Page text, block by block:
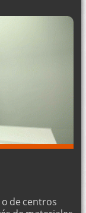
o de centros